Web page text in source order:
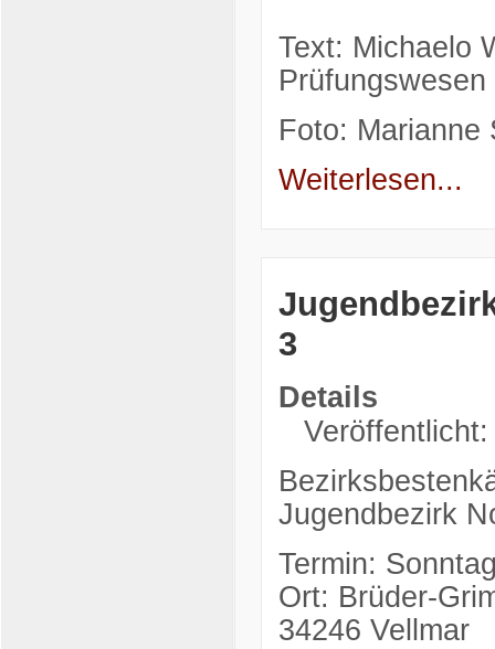
Text: Michaelo
Prüfungswesen
Foto: Marianne
Weiterlesen...
3
Details
Jugendbezirk
Termin:
Ort: Brüder-
34246 Vellmar